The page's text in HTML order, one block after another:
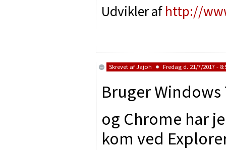
Udvikler af http://
Skrevet afJajoh Fredag d. 21/7/2017 -
Bruger Windows
og Chrome har
kom ved